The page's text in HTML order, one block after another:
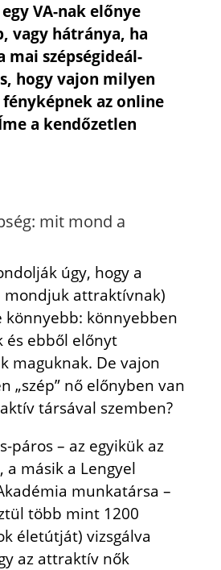
VA-nak előnye
vagy hátránya, ha
mai szépségideál-
hogy vajon milyen
fényképnek az online
a kendőzetlen
mit mond a
úgy, hogy a
mondjuk attraktívnak)
könnyebb: könnyebben
és ebből előnyt
maguknak. De vajon
„szép” nő előnyben van
társával szemben?
páros – az egyikük az
a másik a Lengyel
munkatársa –
több mint 1200
életútját) vizsgálva
az attraktív nők